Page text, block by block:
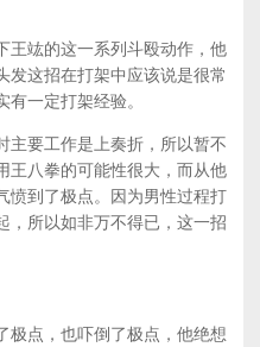
竑的这一系列斗殴动作，他
发这招在打架中应该说是很常
一定打架经验。
要工作是上奏折，所以暂不
王八拳的可能性很大，而从他
愤到了极点。因为男性过程打
，所以如非万不得已，这一招
点，也吓倒了极点，他绝想